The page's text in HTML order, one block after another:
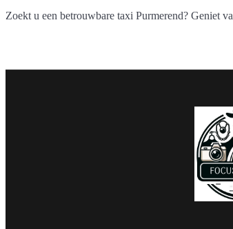
Zoekt u een betrouwbare taxi Purmerend? Geniet